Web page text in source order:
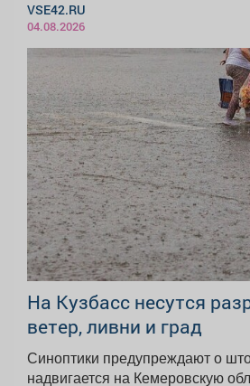
VSE42.RU
04.08.2026
На Кузбасс несутся
ветер, ливни и град
Синоптики предупреждают о
надвигается на Кемеровскую область. По